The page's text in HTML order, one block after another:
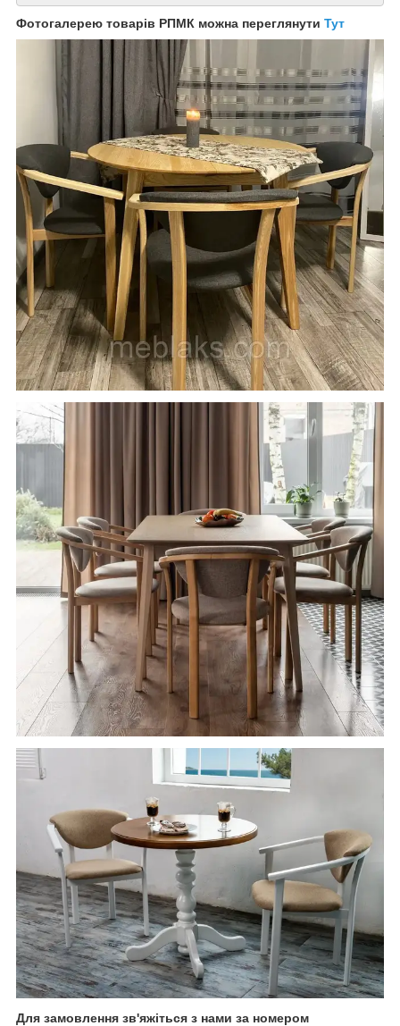
Фотогалерею товарів РПМК можна переглянути Тут
Для замовлення зв'яжіться з нами за номером